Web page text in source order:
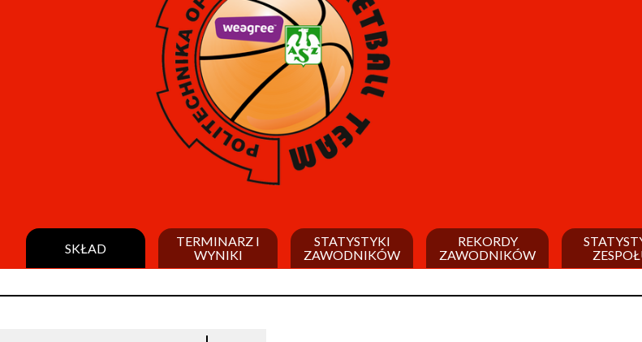
SKŁAD
TERMINARZ I
WYNIKI
STATYSTYKI
ZAWODNIKÓW
REKORDY
ZAWODNIKÓW